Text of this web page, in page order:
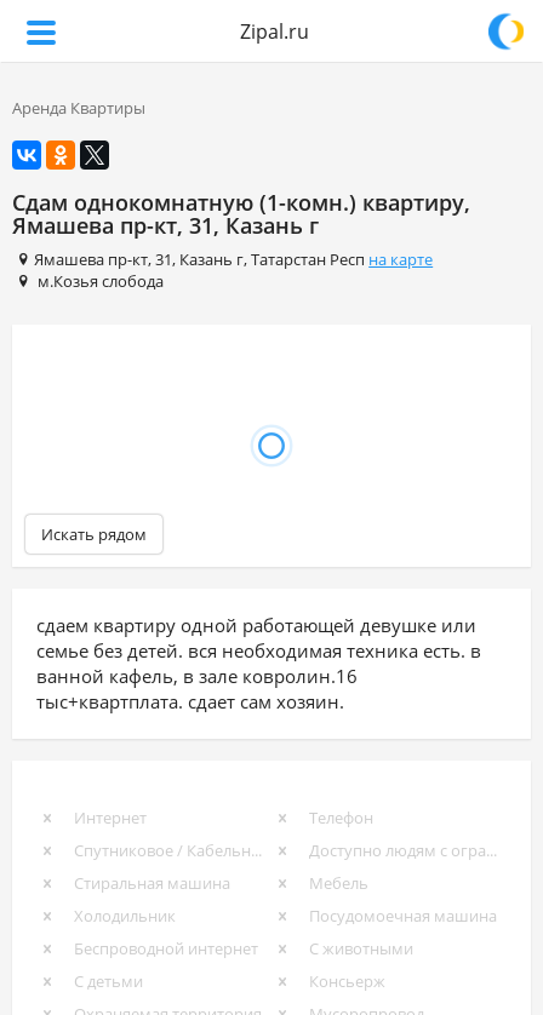
Zipal.ru
Аренда Квартиры
Сдам однокомнатную (1-комн.) квартиру,
Ямашева пр-кт, 31, Казань г
Ямашева пр-кт,31, Казань г,Татарстан Респ на карте
м.Козья слобода
Искать рядом
сдаем квартиру одной работающей девушке или
семье без детей. вся необходимая техника есть. в
ванной кафель, в зале ковролин.16
тыс+квартплата. сдает сам хозяин.
Интернет
Телефон
Спутниковое / Кабельное ТВ
Доступно людям с ограниченными возможностями
Стиральная машина
Мебель
Холодильник
Посудомоечная машина
Беспроводной интернет
С животными
С детьми
Консьерж